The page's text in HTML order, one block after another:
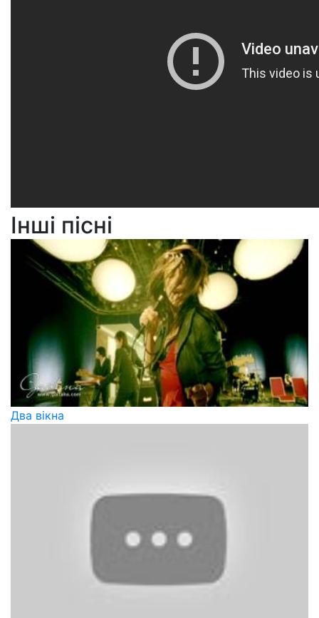
Інші пісні
Два вікна